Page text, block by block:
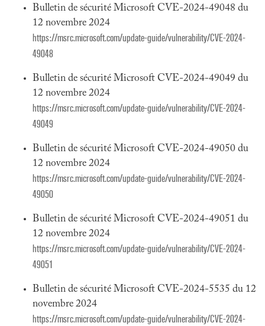
Bulletin de sécurité Microsoft CVE-2024-49048 du
12 novembre 2024
https://msrc.microsoft.com/update-guide/vulnerability/CVE-2024-
49048
Bulletin de sécurité Microsoft CVE-2024-49049 du
12 novembre 2024
https://msrc.microsoft.com/update-guide/vulnerability/CVE-2024-
49049
Bulletin de sécurité Microsoft CVE-2024-49050 du
12 novembre 2024
https://msrc.microsoft.com/update-guide/vulnerability/CVE-2024-
49050
Bulletin de sécurité Microsoft CVE-2024-49051 du
12 novembre 2024
https://msrc.microsoft.com/update-guide/vulnerability/CVE-2024-
49051
Bulletin de sécurité Microsoft CVE-2024-5535 du 12
novembre 2024
https://msrc.microsoft.com/update-guide/vulnerability/CVE-2024-